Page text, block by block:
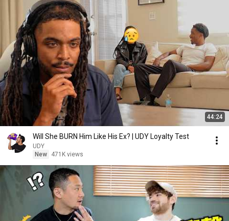
44:24
Will She BURN Him Like His Ex? | UDY Loyalty Test
UDY
New
471K views